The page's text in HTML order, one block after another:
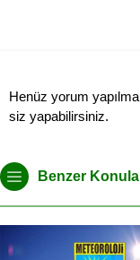
Henüz yorum
siz yapabilirsiniz.
Benzer